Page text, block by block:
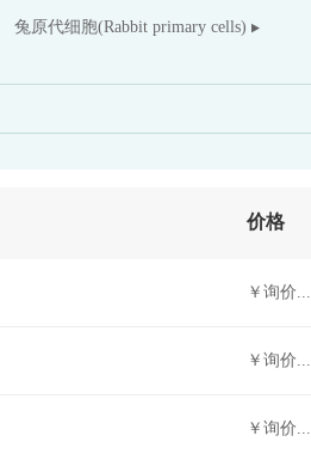
兔原代细胞(Rabbit primary cells)
价格
￥询价...
￥询价...
￥询价...